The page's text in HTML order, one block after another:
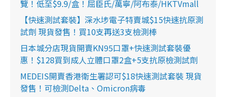
覽！低至$9.9/盒！屈臣氏/萬寧/阿布泰/HKTVmall
【快速測試套裝】深水埗電子特賣城$15快速抗原測
試劑 現貨發售！買10支再送3支檢測棒
日本城分店現貨開賣KN95口罩+快速測試套裝優
惠！$128買到成人立體口罩2盒+5支抗原檢測試劑
MEDEIS開賣香港衛生署認可$18快速測試套裝 現貨
發售！可檢測Delta、Omicron病毒